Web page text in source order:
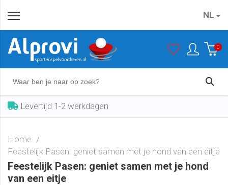
NL
0
Levertijd 1-2 werkdagen
Home
Feestelijk Pasen: geniet samen met je hond van een eitje
Feestelijk Pasen: geniet samen met je hond
van een eitje